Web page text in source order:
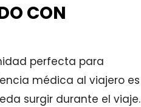
CON
perfecta para
médica al viajero es
surgir durante el viaje.